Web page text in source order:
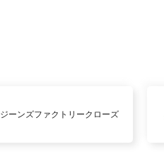
ジーンズファクトリークローズ